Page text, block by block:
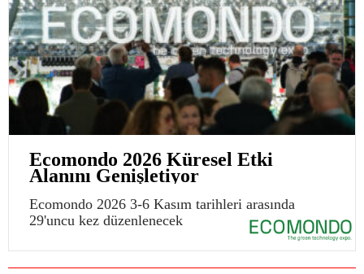
Ecomondo 2026 Küresel Etki
Alanını Genişletiyor
Ecomondo 2026 3-6 Kasım tarihleri arasında
29'uncu kez düzenlenecek